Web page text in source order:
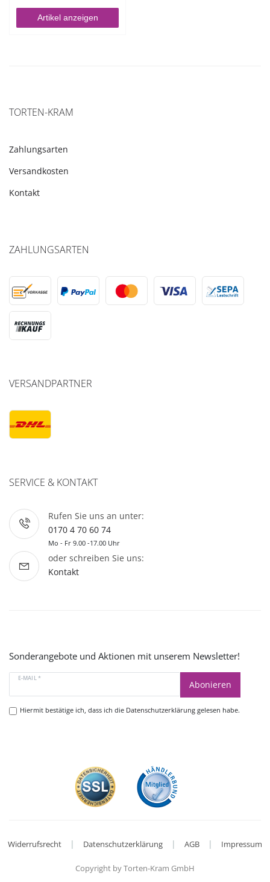
Artikel anzeigen
TORTEN-KRAM
Zahlungsarten
Versandkosten
Kontakt
ZAHLUNGSARTEN
VERSANDPARTNER
SERVICE & KONTAKT
Rufen Sie uns an unter:
0170 4 70 60 74
Mo - Fr 9.00 -17.00 Uhr
oder schreiben Sie uns:
Kontakt
Sonderangebote und Aktionen mit unserem Newsletter!
E-MAIL *
Abonieren
Hiermit bestätige ich, dass ich die Datenschutzerklärunggelesen habe.
Widerrufsrecht | Datenschutzerklärung | AGB | Impressum
Copyright by Torten-Kram GmbH